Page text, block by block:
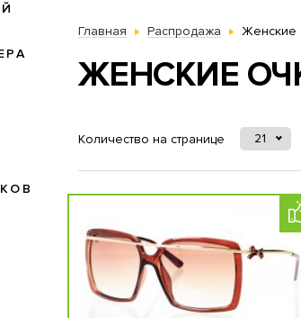
Главная Распродажа Женские
ЖЕНСКИЕ
Количество на странице 21